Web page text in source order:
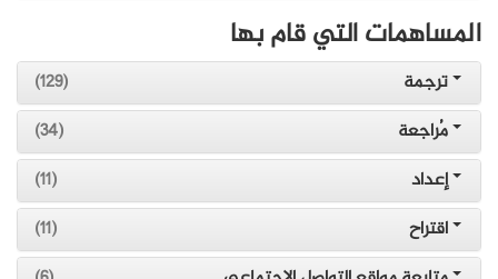
المساهمات التي قام بها
ترجمة
(129)
مُراجعة
(34)
إعداد
(11)
اقتراح
(11)